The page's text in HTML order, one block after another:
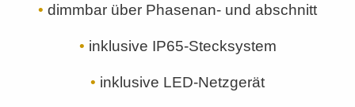
• dimmbar über Phasenan- und abschnitt
• inklusive IP65-Stecksystem
• inklusive LED-Netzgerät